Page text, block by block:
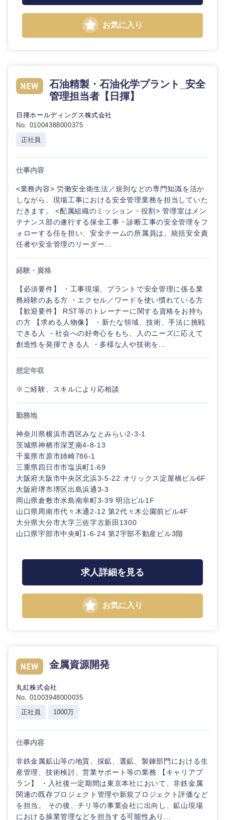
岐阜県 静岡県
愛知県 三重県
近畿地方
お気に入り
石油精製・石油化学プラント_安全
管理担当者【日揮】
日揮ホールディングス株式会社
No. 01004388000375
正社員
仕事内容
<業務内容> 労働安全衛生法／規則などの専門知識を活か
しながら、現場工事における安全管理業務を担当していた
だきます。 <配属組織のミッション・役割> 管理室はメン
テナンス部の遂行する保全工事・診断工事の安全管理をフ
ォローする任を担い、安全チームの所属員は、統括安全責
任者や安全管理のリーダー...
経験・資格
【必須要件】 ・工事現場、プラントで安全管理に係る業
務経験のある方 ・エクセル／ワードを使い慣れている方
【歓迎要件】 RST等のトレーナーに関する資格をお持ち
の方 【求める人物像】 ・新たな領域、技術、手法に挑戦
できる人 ・社会への好奇心をもち、人のニーズに応えて
創造性を発揮できる人 ・多様な人や技術を...
想定年収
※ご経験、スキルにより応相談
勤務地
神奈川県横浜市西区みなとみらい2-3-1
茨城県神栖市深芝南4-8-13
千葉県市原市姉崎786-1
三重県四日市市塩浜町1-69
大阪府大阪市中央区北浜3-5-22 オリックス淀屋橋ビル6F
大阪府堺市堺区出島浜通3-3
岡山県倉敷市水島南幸町3-39 明治ビル1F
山口県周南市代々木通2-12 第2代々木公園前ビル4F
大分県大分市大字三佐字古新田1300
山口県宇部市中央町1-6-24 第2宇部不動産ビル3階
求人詳細を見る
お気に入り
金属資源開発
丸紅株式会社
No. 01003948000035
正社員
1000万
仕事内容
非鉄金属鉱山等の地質、採鉱、選鉱、製錬部門における生
産管理、技術検討、営業サポート等の業務 【キャリアプ
ラン】 ・入社後一定期間は東京本社において、非鉄金属
関連の既存プロジェクト管理や新規プロジェクト評価など
を担当。 その後、チリ等の事業会社に出向し、鉱山現場
における操業管理などを担当する可能性あり...